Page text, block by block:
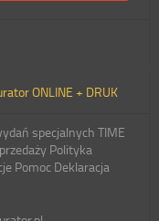
ONLINE + DRUK
specjalnych TIME
Polityka
Pomoc Deklaracja